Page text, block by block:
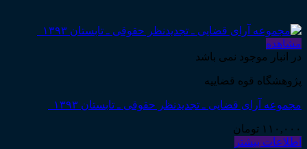
مشاهده
در انبار موجود نمی باشد
پژوهشگاه قوه قضاییه
مجموعه آرای قضایی ـ تجدیدنظر حقوقی ـ تابستان ۱۳۹۳
۱۱۰,۰۰۰ تومان
اطلاعات بیشتر